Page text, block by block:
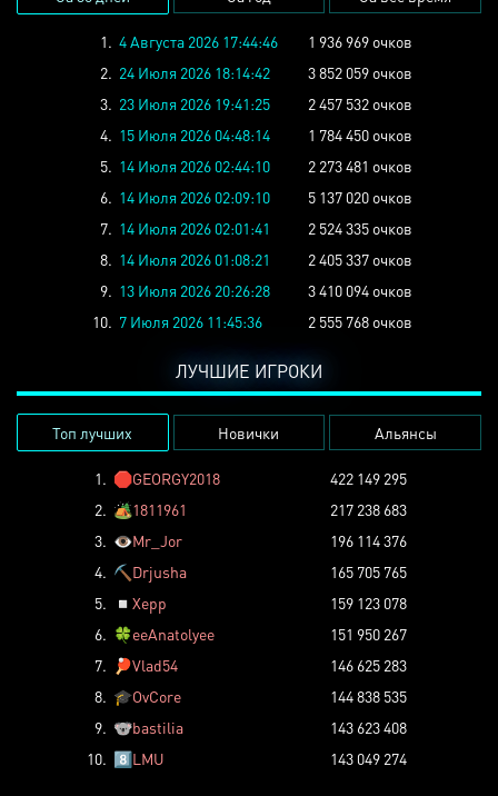
1. 4 Августа 2026 17:44:46
1 936 969 очков
2. 24 Июля 2026 18:14:42
3 852 059 очков
3. 23 Июля 2026 19:41:25
2 457 532 очков
4. 15 Июля 2026 04:48:14
1 784 450 очков
5. 14 Июля 2026 02:44:10
2 273 481 очков
6. 14 Июля 2026 02:09:10
5 137 020 очков
7. 14 Июля 2026 02:01:41
2 524 335 очков
8. 14 Июля 2026 01:08:21
2 405 337 очков
9. 13 Июля 2026 20:26:28
3 410 094 очков
10. 7 Июля 2026 11:45:36 2 555 768 очков
ЛУЧШИЕ ИГРОКИ
Топ лучших Новички Альянсы
1. 🛑GEORGY2018
422 149 295
2. 🏕️1811961
217 238 683
3. 👁️Mr_Jor
196 114 376
4. ⛏️ Drjusha
165 705 765
5.
◽ Xepp
159 123 078
6. 🍀eeAnatolyee
151 950 267
7.
🏓Vlad54
146 625 283
8. 🎓OvCore
144 838 535
9. 🐨bastilia
143 623 408
10. 8️⃣LMU 143 049 274